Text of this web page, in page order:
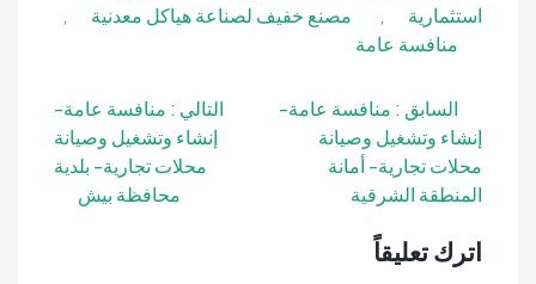
استثمارية
مصنع خفيف لصناعة هياكل معدنية
منافسة عامة
تصفّح
المقالات
السابق : منافسة عامة-
إنشاء وتشغيل وصيانة
محلات تجارية- أمانة
المنطقة الشرقية
التالي : منافسة عامة-
إنشاء وتشغيل وصيانة
محلات تجارية- بلدية
محافظة بيش
اترك تعليقاً